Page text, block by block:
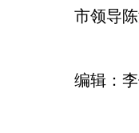
市领导
编辑：